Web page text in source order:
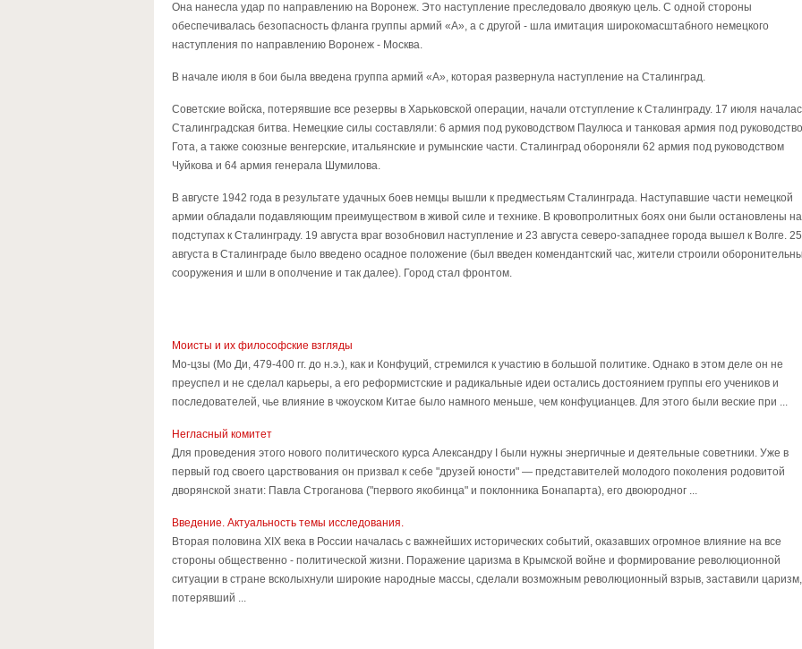
Она нанесла удар по направлению на Воронеж. Это наступление преследовало двоякую цель. С одной стороны
обеспечивалась безопасность фланга группы армий «А», а с другой - шла имитация широкомасштабного немецкого
наступления по направлению Воронеж - Москва.
В начале июля в бои была введена группа армий «А», которая развернула наступление на Сталинград.
Советские войска, потерявшие все резервы в Харьковской операции, начали отступление к Сталинграду. 17 июля
Сталинградская битва. Немецкие силы составляли: 6 армия под руководством Паулюса и танковая армия под
Гота, а также союзные венгерские, итальянские и румынские части. Сталинград обороняли 62 армия под руководством
Чуйкова и 64 армия генерала Шумилова.
В августе 1942 года в результате удачных боев немцы вышли к предместьям Сталинграда. Наступавшие части немецкой
армии обладали подавляющим преимуществом в живой силе и технике. В кровопролитных боях они были остановлены на
подступах к Сталинграду. 19 августа враг возобновил наступление и 23 августа северо-западнее города вышел к Волге. 25
августа в Сталинграде было введено осадное положение (был введен комендантский час, жители строили
сооружения и шли в ополчение и так далее). Город стал фронтом.
Моисты и их философские взгляды
Мо-цзы (Мо Ди, 479-400 гг. до н.э.), как и Конфуций, стремился к участию в большой политике. Однако в этом деле он не
преуспел и не сделал карьеры, а его реформистские и радикальные идеи остались достоянием группы его учеников и
последователей, чье влияние в чжоуском Китае было намного меньше, чем конфуцианцев. Для этого были веские при ...
Негласный комитет
Для проведения этого нового политического курса Александру I были нужны энергичные и деятельные советники. Уже в
первый год своего царствования он призвал к себе "друзей юности" — представителей молодого поколения родовитой
дворянской знати: Павла Строганова ("первого якобинца" и поклонника Бонапарта), его двоюродног ...
Введение. Актуальность темы исследования.
Вторая половина XIX века в России началась с важнейших исторических событий, оказавших огромное влияние на все
стороны общественно - политической жизни. Поражение царизма в Крымской войне и формирование революционной
ситуации в стране всколыхнули широкие народные массы, сделали возможным революционный взрыв, заставили царизм,
потерявший ...